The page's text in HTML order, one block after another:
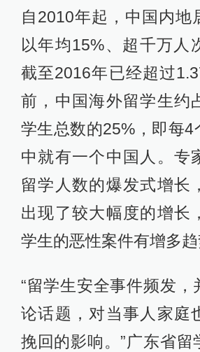
自2010年起，中国内地
以年均15%、超千万人
截至2016年已经超过
前，中国海外留学生约
学生总数的25%，即每4
中就有一个中国人。专
留学人数的爆发式增长
出现了较大幅度的增长
学生的恶性案件有增多趋
“留学生安全事件频发，
论话题，对当事人家庭
挽回的影响。”广东省留